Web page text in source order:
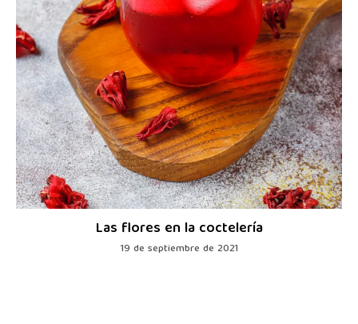
Las flores en la coctelería
19 de septiembre de 2021